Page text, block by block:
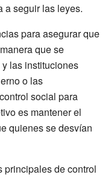
a seguir las leyes.
para asegurar que
que se
las instituciones
o las
social para
es mantener el
quienes se desvían
principales de control